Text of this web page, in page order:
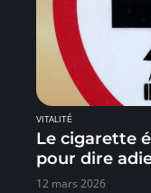
VITALITÉ
Le cigarette
pour dire
12 mars 2026